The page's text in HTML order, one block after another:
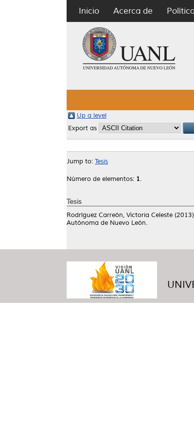
Inicio Acerca de
Up a level
Export as
Jump to: Tesis
Número de elementos: 1.
Tesis
Rodríguez Carreón, Victoria Celeste (2013)
Autónoma de Nuevo León.